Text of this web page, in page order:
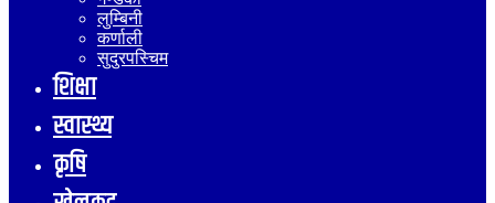
लुम्बिनी
कर्णाली
सुदुरपस्चिम
शिक्षा
स्वास्थ्य
कृषि